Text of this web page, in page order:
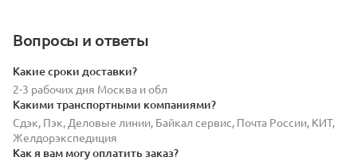
Вопросы и ответы
Какие сроки доставки?
2-3 рабочих дня Москва и обл
Какими транспортными компаниями?
Сдэк, Пэк, Деловые линии, Байкал сервис, Почта России, КИТ,
Желдорэкспедиция
Как я вам могу оплатить заказ?